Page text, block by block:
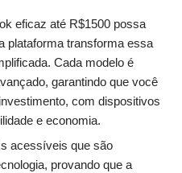
eficaz até R$1500 possa
plataforma transforma essa
Cada modelo é
garantindo que você
com dispositivos
e economia.
acessíveis que são
provando que a